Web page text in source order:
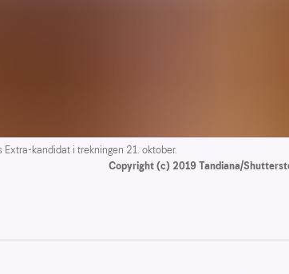
kandidat i trekningen 21. oktober.
Copyright (c) 2019 Tandiana/